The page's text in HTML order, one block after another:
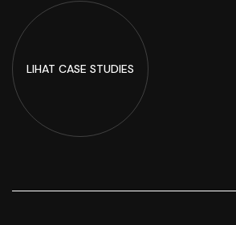
LIHAT CASE STUDIES